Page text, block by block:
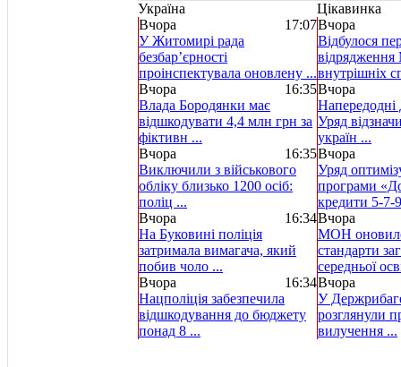
Україна
Цікавинка
Вчора
17:07
У Житомирі рада
безбар’єрності
проінспектувала оновлену ...
Вчора
16:35
Влада Бородянки має
відшкодувати 4,4 млн грн за
фіктивн ...
Вчора
16:35
Виключили з військового
обліку близько 1200 осіб:
поліц ...
Вчора
16:34
На Буковині поліція
затримала вимагача, який
побив чоло ...
Вчора
16:34
Нацполіція забезпечила
відшкодування до бюджету
понад 8 ...
Вчора
Відбулося
відрядження
внутрішніх
Вчора
Напередодні
Уряд
україн ...
Вчора
Уряд
програми
кредити 5-7-
Вчора
МОН
стандарти
середньої
Вчора
У
розглянули
вилучення ...